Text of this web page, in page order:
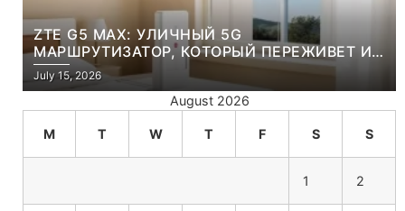
ZTE G5 MAX: УЛИЧНЫЙ 5G
МАРШРУТИЗАТОР, КОТОРЫЙ ПЕРЕЖИВЕТ И
ЛЮТУЮ ЗИМУ, И ЖАРКОЕ ЛЕТО
July 15, 2026
August 2026
M T W T F S S
1 2